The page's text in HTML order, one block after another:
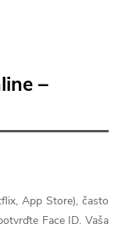
–
App Store), často
Face ID. Vaša